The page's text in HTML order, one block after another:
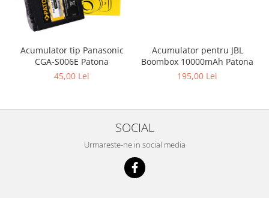
Acumulator tip Panasonic
CGA-S006E Patona
45,00 Lei
Acumulator pentru JBL
Boombox 10000mAh Patona
195,00 Lei
SOCIAL
Urmareste-ne in social media